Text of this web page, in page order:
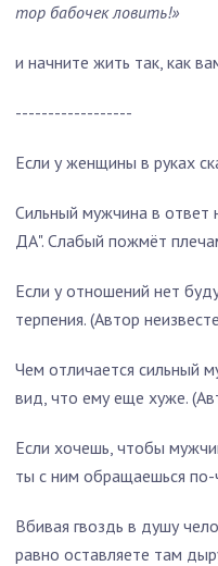
тор бабочек ловить!»
и начните жить так, как
------------------
Если у женщины в руках
Сильный мужчина в ответ
ДА". Слабый пожмёт
Если у отношений нет
терпения. (Автор
Чем отличается сильный
вид, что ему еще хуже.
Если хочешь, чтобы
ты с ним обращаешься по-
Вбивая гвоздь в душу
равно оставляете там